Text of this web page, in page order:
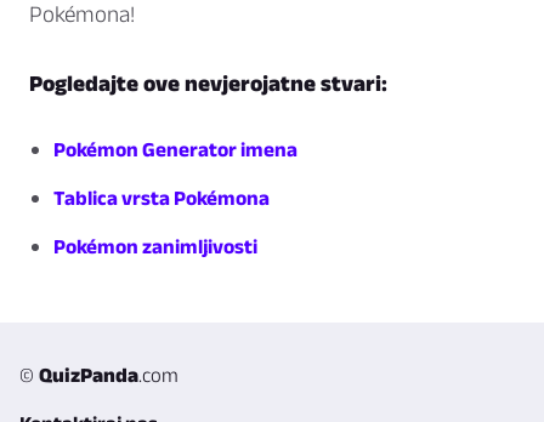
Pokémona!
Pogledajte ove nevjerojatne stvari:
Pokémon Generator imena
Tablica vrsta Pokémona
Pokémon zanimljivosti
© QuizPanda.com